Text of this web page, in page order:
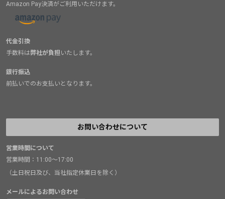
Amazon Pay決済がご利用いただけます。
代金引換
手数料は弊社が負担いたします。
銀行振込
前払いでのお支払いとなります。
お問い合わせについて
営業時間について
営業時間：11:00～17:00
（土日祝日及び、当社指定休業日を除く）
メールによるお問い合わせ